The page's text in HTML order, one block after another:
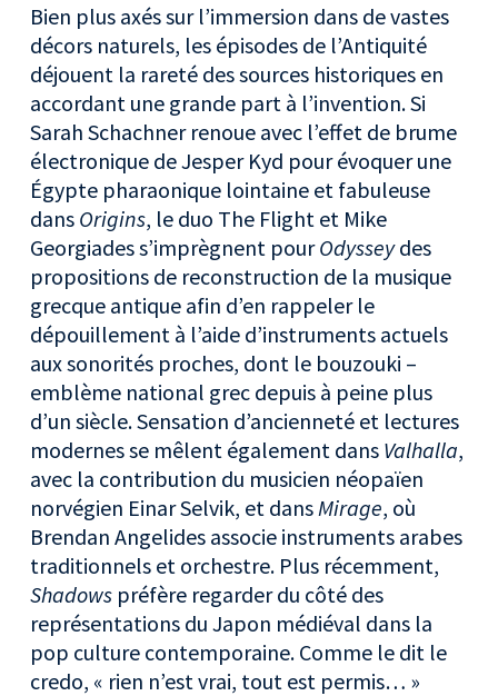
Bien plus axés sur l’immersion dans de vastes
décors naturels, les épisodes de l’Antiquité
déjouent la rareté des sources historiques en
accordant une grande part à l’invention. Si
Sarah Schachner renoue avec l’effet de brume
électronique de Jesper Kyd pour évoquer une
Égypte pharaonique lointaine et fabuleuse
dans Origins, le duo The Flight et Mike
Georgiades s’imprègnent pourOdysseydes
propositions de reconstruction de la musique
grecque antique afin d’en rappeler le
dépouillement à l’aide d’instruments actuels
aux sonorités proches, dont le bouzouki –
emblème national grec depuis à peine plus
d’un siècle. Sensation d’ancienneté et lectures
modernes se mêlent également dans Valhalla,
avec la contribution du musicien néopaïen
norvégien Einar Selvik, et dans Mirage, où
Brendan Angelides associe instruments arabes
traditionnels et orchestre. Plus récemment,
Shadows préfère regarder du côté des
représentations du Japon médiéval dans la
pop culture contemporaine. Comme le dit le
credo, « rien n’est vrai, tout est permis… »